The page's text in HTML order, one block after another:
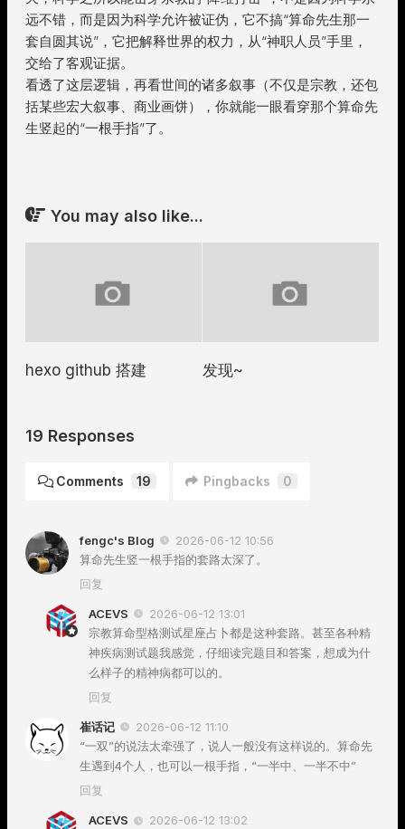
远不错，而是因为科学允许被证伪，它不搞“算命先生那一
套自圆其说”，它把解释世界的权力，从“神职人员”手里，
交给了客观证据。
看透了这层逻辑，再看世间的诸多叙事（不仅是宗教，还包
括某些宏大叙事、商业画饼），你就能一眼看穿那个算命先
生竖起的“一根手指”了。
You may also like...
hexo github 搭建 发现~
19 Responses
Comments 19 Pingbacks 0
fengc's Blog
2026-06-12 10:56
算命先生竖一根手指的套路太深了。
回复
ACEVS
2026-06-12 13:01
宗教算命型格测试星座占卜都是这种套路。甚至各种精
神疾病测试题我感觉，仔细读完题目和答案，想成为什
么样子的精神病都可以的。
回复
崔话记
2026-06-12 11:10
“一双”的说法太牵强了，说人一般没有这样说的。算命先
生遇到4个人，也可以一根手指，“一半中、一半不中”
回复
ACEVS
2026-06-12 13:02